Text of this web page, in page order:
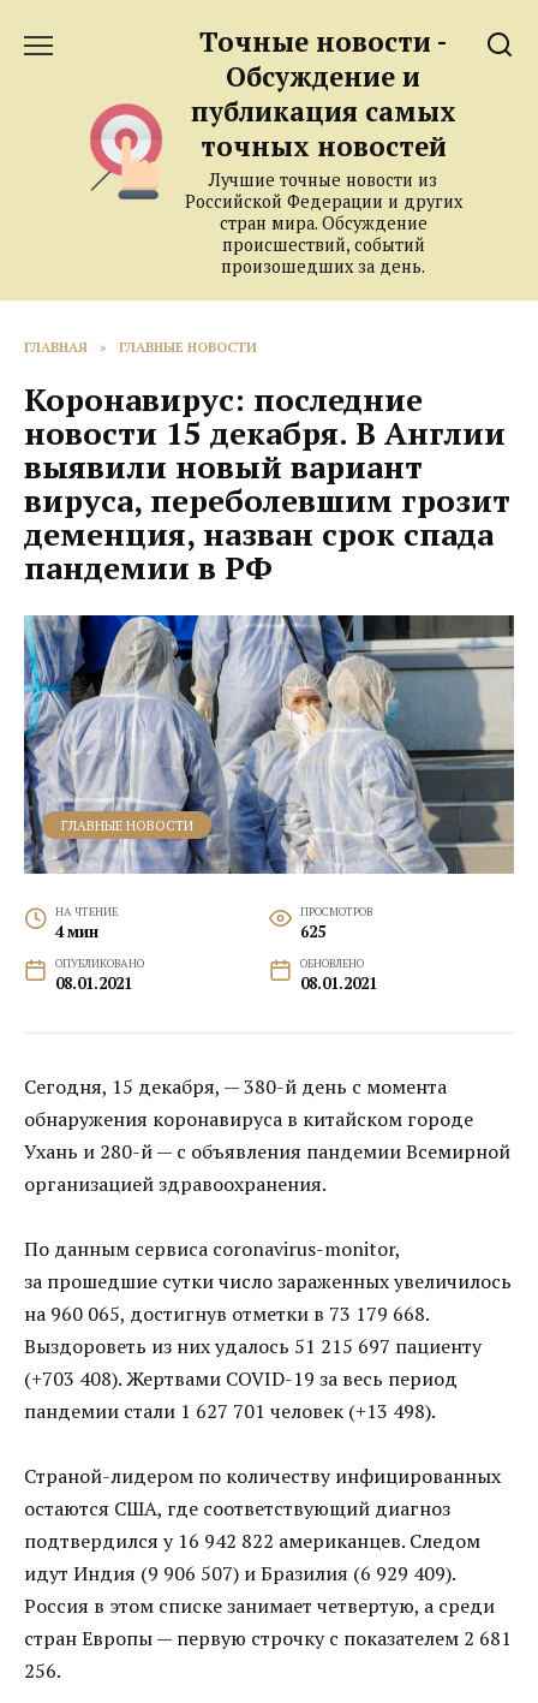
Точные новости -
Обсуждение и
публикация самых
точных новостей
Лучшие точные новости из
Российской Федерации и других
стран мира. Обсуждение
происшествий, событий
произошедших за день.
ГЛАВНАЯ » ГЛАВНЫЕ НОВОСТИ
Коронавирус: последние
новости 15 декабря. В Англии
выявили новый вариант
вируса, переболевшим грозит
деменция, назван срок спада
пандемии в РФ
ГЛАВНЫЕ НОВОСТИ
НА ЧТЕНИЕ
4 мин
ПРОСМОТРОВ
625
ОПУБЛИКОВАНО
08.01.2021
ОБНОВЛЕНО
08.01.2021
Сегодня, 15 декабря, — 380-й день с момента
обнаружения коронавируса в китайском городе
Ухань и 280-й — с объявления пандемии Всемирной
организацией здравоохранения.
По данным сервиса coronavirus-monitor,
за прошедшие сутки число зараженных увеличилось
на 960 065, достигнув отметки в 73 179 668.
Выздороветь из них удалось 51 215 697 пациенту
(+703 408). Жертвами COVID-19 за весь период
пандемии стали 1 627 701 человек (+13 498).
Страной-лидером по количеству инфицированных
остаются США, где соответствующий диагноз
подтвердился у 16 942 822 американцев. Следом
идут Индия (9 906 507) и Бразилия (6 929 409).
Россия в этом списке занимает четвертую, а среди
стран Европы — первую строчку с показателем 2 681
256.